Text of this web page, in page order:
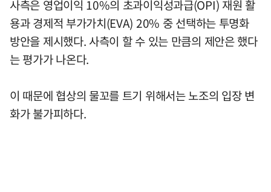
사측은 영업이익 10%의 초과이익성과급(OPI) 재원 활
용과 경제적 부가가치(EVA) 20% 중 선택하는 투명화
방안을 제시했다. 사측이 할 수 있는 만큼의 제안은 했다
는 평가가 나온다.
이 때문에 협상의 물꼬를 트기 위해서는 노조의 입장 변
화가 불가피하다.